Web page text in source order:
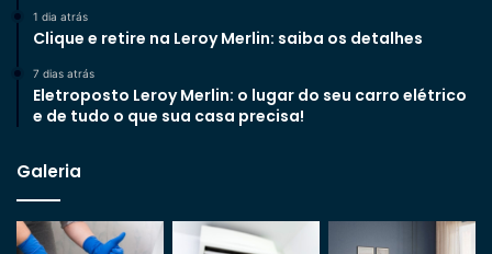
1 dia atrás
Clique e retire na Leroy Merlin: saiba os detalhes
7 dias atrás
Eletroposto Leroy Merlin: o lugar do seu carro elétrico
e de tudo o que sua casa precisa!
Galeria